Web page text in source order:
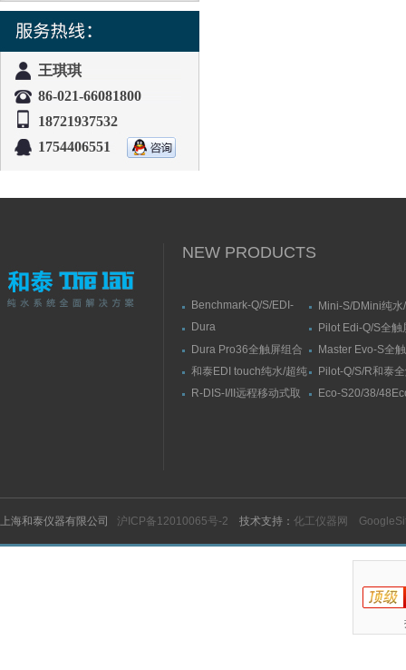
王琪琪
86-021-66081800
18721937532
1754406551
NEW PRODUCTS
Benchmark-Q/S/EDI-
直供水纯水/超纯水机
Mini-S/DMini纯水
水机
Dura
触屏智能型超纯水系统
Pilot Edi-Q/S全触
式纯水/超纯水系
Dura Pro36全触屏组合
式超纯水系统
Master Evo-S全
流量纯水/超纯水
和泰EDI touch纯水/超纯
水机
Pilot-Q/S/R和泰
纯水/超纯水机
R-DIS-I/II远程移动式取
Eco-S20/38/
上海和泰仪器有限公司 沪ICP备12010065号-2 技术支持： 化工仪器网